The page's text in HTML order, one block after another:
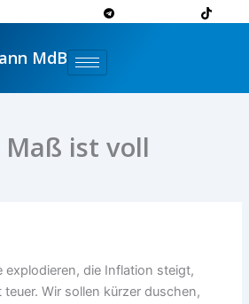
MdB
Maß ist voll
explodieren, die Inflation steigt,
Wir sollen kürzer duschen,